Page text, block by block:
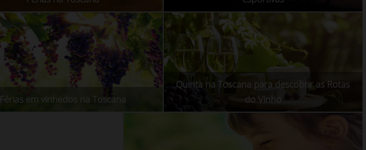
Férias em vinhedos na Toscana
Quinta na Toscana para descobrir as Rotas
do Vinho